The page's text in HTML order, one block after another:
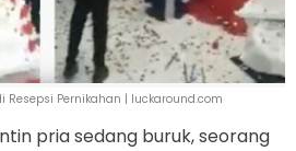
Resepsi Pernikahan | luckaround.com
pria sedang buruk, seorang